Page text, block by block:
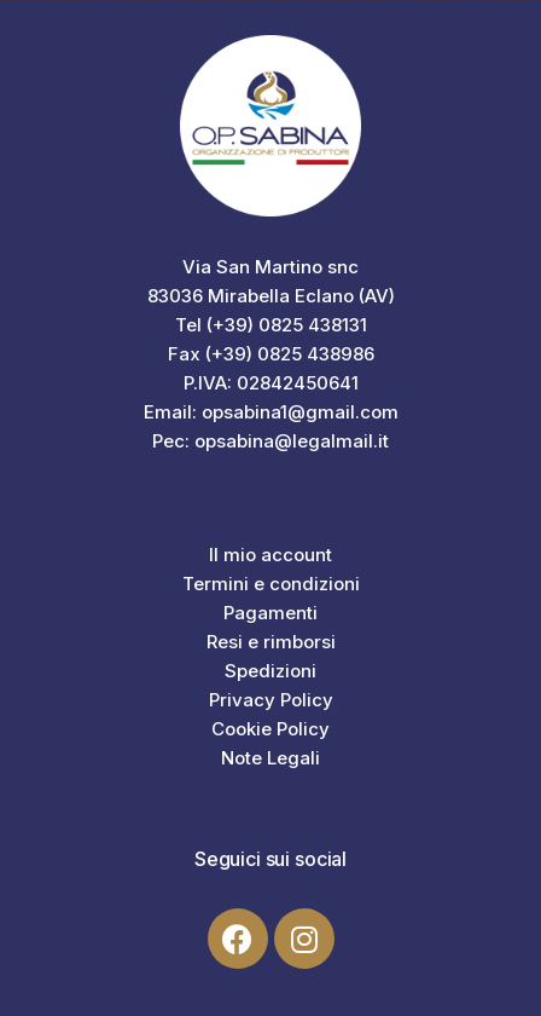
Via San Martino snc
83036 Mirabella Eclano (AV)
Tel (+39) 0825 438131
Fax (+39) 0825 438986
P.IVA: 02842450641
Email: opsabina1@gmail.com
Pec: opsabina@legalmail.it
Il mio account
Termini e condizioni
Pagamenti
Resi e rimborsi
Spedizioni
Privacy Policy
Cookie Policy
Note Legali
Seguici sui social